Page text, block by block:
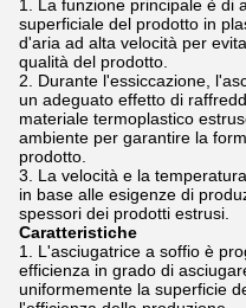
La funzione principale è di
superficiale del prodotto in
d'aria ad alta velocità per
qualità del prodotto.
Durante l'essiccazione,
un adeguato effetto di
materiale termoplastico
ambiente per garantire la
prodotto.
La velocità e la
in base alle esigenze di
spessori dei prodotti estrusi.
Caratteristiche
L'asciugatrice a soffio è
efficienza in grado di
uniformemente la superficie